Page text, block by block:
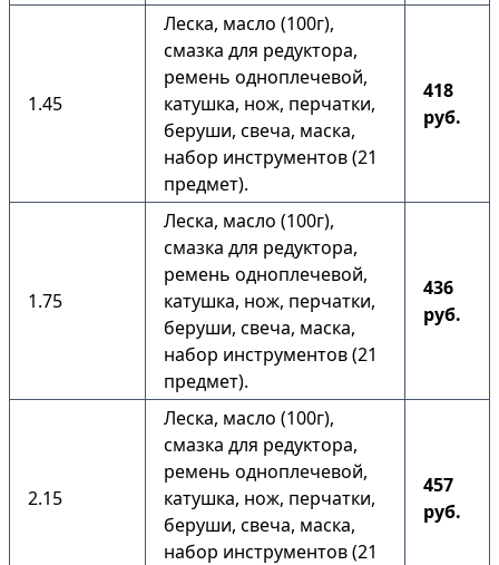
1.45
Леска, масло (100г),
смазка для редуктора,
ремень одноплечевой,
катушка, нож, перчатки,
беруши, свеча, маска,
набор инструментов (21
предмет).
418
руб.
1.75
Леска, масло (100г),
смазка для редуктора,
ремень одноплечевой,
катушка, нож, перчатки,
беруши, свеча, маска,
набор инструментов (21
предмет).
436
руб.
2.15
Леска, масло (100г),
смазка для редуктора,
ремень одноплечевой,
катушка, нож, перчатки,
беруши, свеча, маска,
набор инструментов (21
457
руб.